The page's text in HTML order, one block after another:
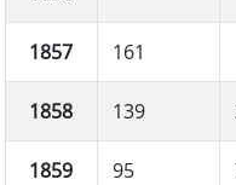
1857 161
1858 139
1859 95